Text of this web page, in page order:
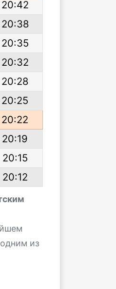
20:42
20:38
20:35
20:32
20:28
20:25
20:22
20:19
20:15
20:12
из